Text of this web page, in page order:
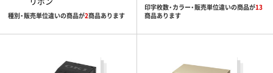
種別・販売単位違いの商品が2商品あります
印字枚数・カラー・販売単位違いの商品が13
商品あります